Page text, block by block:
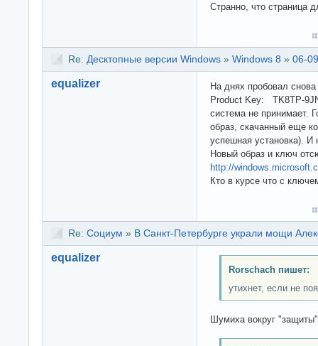
Странно, что страница
Re: Десктопные версии Windows » Windows 8 » 06-
equalizer
На днях пробовал
Product Key: TK8TP-
система не принимает.
образ, скачанный еще
успешная установка). И
Новый образ и ключ
http://
Кто в курсе что с
Re: Социум » В Санкт-Петербурге украли мощи
equalizer
Rorschach пишет:
утихнет, если не
Шумиха вокруг